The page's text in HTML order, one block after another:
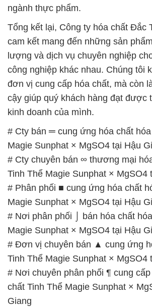
ngành thực phẩm.
Tổng kết lại, Công ty hóa chất Đắc
cam kết mang đến những sản
lượng và dịch vụ chuyên nghiệp
công nghiệp khác nhau. Chúng tôi
đơn vị cung cấp hóa chất, mà còn
cậy giúp quý khách hàng đạt được
kinh doanh của mình.
# Cty bán ═ cung ứng hóa chất
Magie Sunphat × MgSO4 tại Hậu
# Cty chuyên bán ∞ thương mại
Tinh Thể Magie Sunphat × MgSO4
# Phân phối ■ cung ứng hóa chất
Magie Sunphat × MgSO4 tại Hậu
# Nơi phân phối ⌡ bán hóa chất
Magie Sunphat × MgSO4 tại Hậu
# Đơn vị chuyên bán ▲ cung ứng
Tinh Thể Magie Sunphat × MgSO4
# Nơi chuyên phân phối ¶ cung
chất Tinh Thể Magie Sunphat ×
Giang